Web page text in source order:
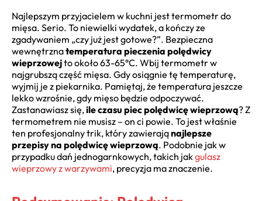
Najlepszym przyjacielem w kuchni jest termometr do
mięsa. Serio. To niewielki wydatek, a kończy ze
zgadywaniem „czy już jest gotowe?”. Bezpieczna
wewnętrznatemperatura pieczenia polędwicy
wieprzowejto około 63-65°C. Wbij termometr w
najgrubszą część mięsa. Gdy osiągnie tę temperaturę,
wyjmij je z piekarnika. Pamiętaj, że temperatura jeszcze
lekko wzrośnie, gdy mięso będzie odpoczywać.
Zastanawiasz się,ile czasu piec polędwicę wieprzową? Z
termometrem nie musisz – on ci powie. To jest właśnie
ten profesjonalny trik, który zawierająnajlepsze
przepisy na polędwicę wieprzową. Podobnie jak w
przypadku dań jednogarnkowych, takich jakgulasz
wieprzowy z warzywami, precyzja ma znaczenie.